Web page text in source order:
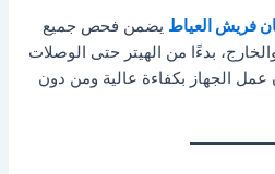
فريش العياط يضمن فحص جميع
بدءًا من الهيتر حتى الوصلات
عمل الجهاز بكفاءة عالية ومن دون